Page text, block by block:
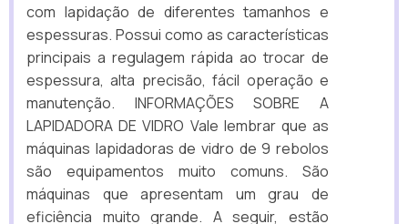
com lapidação de diferentes tamanhos e
espessuras. Possui como as características
principais a regulagem rápida ao trocar de
espessura, alta precisão, fácil operação e
manutenção. INFORMAÇÕES SOBRE A
LAPIDADORA DE VIDRO Vale lembrar que as
máquinas lapidadoras de vidro de 9 rebolos
são equipamentos muito comuns. São
máquinas que apresentam um grau de
eficiência muito grande. A seguir, estão